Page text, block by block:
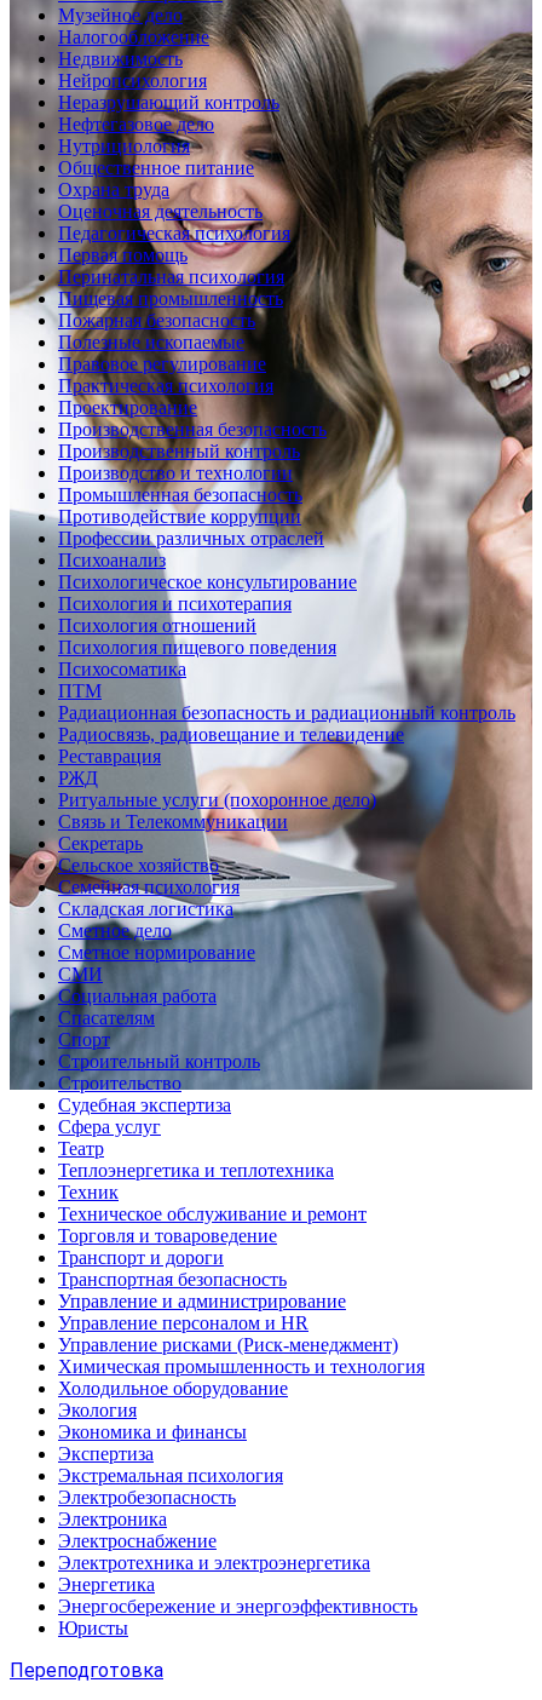
Музейное дело
Налогообложение
Недвижимость
Нейропсихология
Неразрушающий контроль
Нефтегазовое дело
Нутрициология
Общественное питание
Охрана труда
Оценочная деятельность
Педагогическая психология
Первая помощь
Перинатальная психология
Пищевая промышленность
Пожарная безопасность
Полезные ископаемые
Правовое регулирование
Практическая психология
Проектирование
Производственная безопасность
Производственный контроль
Производство и технологии
Промышленная безопасность
Противодействие коррупции
Профессии различных отраслей
Психоанализ
Психологическое консультирование
Психология и психотерапия
Психология отношений
Психология пищевого поведения
Психосоматика
ПТМ
Радиационная безопасность и радиационный контроль
Радиосвязь, радиовещание и телевидение
Реставрация
РЖД
Ритуальные услуги (похоронное дело)
Связь и Телекоммуникации
Секретарь
Сельское хозяйство
Семейная психология
Складская логистика
Сметное дело
Сметное нормирование
СМИ
Социальная работа
Спасателям
Спорт
Строительный контроль
Строительство
Судебная экспертиза
Сфера услуг
Театр
Теплоэнергетика и теплотехника
Техник
Техническое обслуживание и ремонт
Торговля и товароведение
Транспорт и дороги
Транспортная безопасность
Управление и администрирование
Управление персоналом и HR
Управление рисками (Риск-менеджмент)
Химическая промышленность и технология
Холодильное оборудование
Экология
Экономика и финансы
Экспертиза
Экстремальная психология
Электробезопасность
Электроника
Электроснабжение
Электротехника и электроэнергетика
Энергетика
Энергосбережение и энергоэффективность
Юристы
Переподготовка